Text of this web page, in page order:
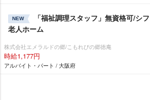
NEW
「福祉調理スタッフ」無資格可/シ
老人ホーム
株式会社エメラルドの郷/こもれびの郷徳庵
時給1,177円
アルバイト・パート / 大阪府